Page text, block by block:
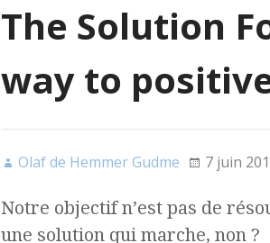
The Solution
way to
Olaf de Hemmer Gudme 7 juin
Notre objectif n’est pas de
une solution qui marche, non ?